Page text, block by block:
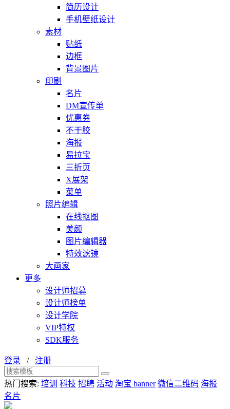
简历设计
手机壁纸设计
素材
贴纸
边框
背景图片
印刷
名片
DM宣传单
优惠券
不干胶
海报
易拉宝
三折页
X展架
菜单
照片编辑
在线抠图
美颜
图片编辑器
特效滤镜
大画家
更多
设计师招募
设计师榜单
设计学院
VIP特权
SDK服务
登录 / 注册
热门搜索: 培训 科技 招聘 活动 淘宝 banner 微信二维码 海报
名片